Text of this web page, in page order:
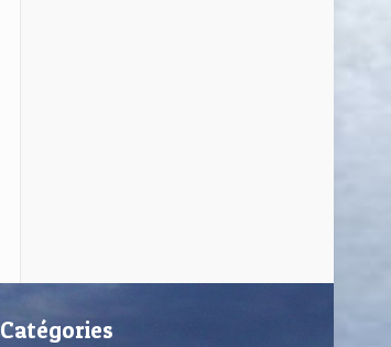
Catégories